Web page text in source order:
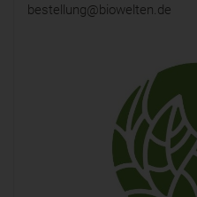
bestellung@biowelten.de